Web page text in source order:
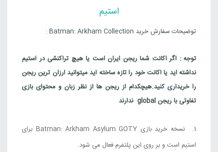
قزاقستان
3,623,000 تومان
Steam
Batman: Arkham Collection
Steam
استیم
توضیحات سفارش خرید Batman: Arkham Collection :
توجه : اگر اکانت شما ریجن ایران است یا هیچ تراکنشی در استیم
نداشته اید یا اکانت خود را تازه ساخته اید میتوانید ارزان ترین ریجن
را خریداری کنید.هیچکدام از ریجن ها از نظر زبان و محتوای بازی
تفاوتی با ریجن global ندارند
نسخه خرید بازی Batman: Arkham Asylum GOTY برای
استیم است و بر روی این پلتفرم فعال می شود.